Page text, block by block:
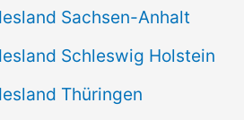
Sachsen-Anhalt
Schleswig Holstein
Thüringen